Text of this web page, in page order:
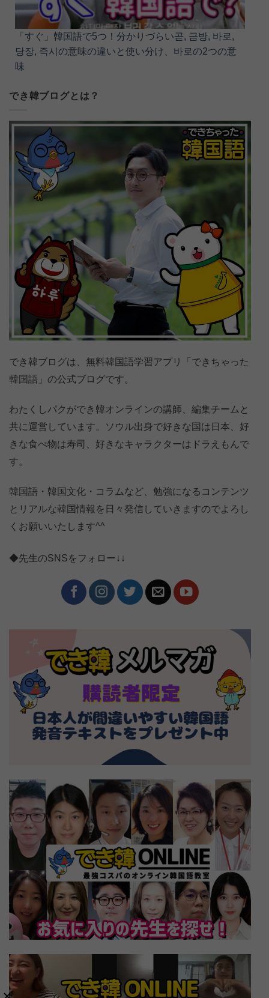
「すぐ」韓国語で5つ！分かりづらい곧, 금방, 바로,
당장, 즉시の意味の違いと使い分け、바로の2つの意
味
でき韓ブログとは？
でき韓ブログは、無料韓国語学習アプリ「できちゃった
韓国語」の公式ブログです。
わたくしパクができ韓オンラインの講師、編集チームと
共に運営しています。ソウル出身で好きな国は日本、好
きな食べ物は寿司、好きなキャラクターはドラえもんで
す。
韓国語・韓国文化・コラムなど、勉強になるコンテンツ
とリアルな韓国情報を日々発信していきますのでよろし
くお願いいたします^^
◆先生のSNSをフォロー↓↓